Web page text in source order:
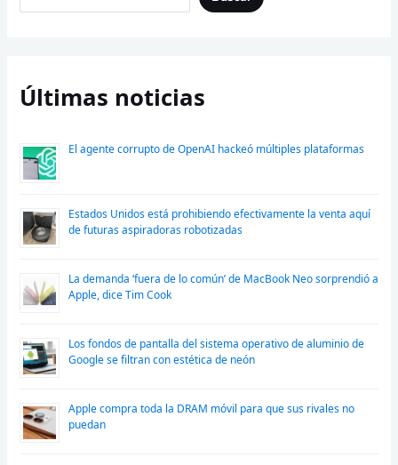
Últimas noticias
El agente corrupto de OpenAI hackeó múltiples plataformas
Estados Unidos está prohibiendo efectivamente la venta aquí
de futuras aspiradoras robotizadas
La demanda ‘fuera de lo común’ de MacBook Neo sorprendió a
Apple, dice Tim Cook
Los fondos de pantalla del sistema operativo de aluminio de
Google se filtran con estética de neón
Apple compra toda la DRAM móvil para que sus rivales no
puedan